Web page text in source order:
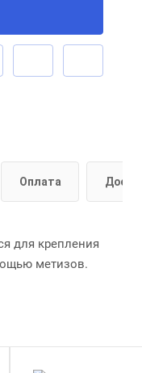
Оплата
для крепления
метизов.